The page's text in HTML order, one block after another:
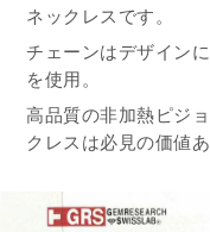
ネックレスです。
チェーンはデザイン
を使用。
高品質の非加熱ピジ
クレスは必見の価値あ